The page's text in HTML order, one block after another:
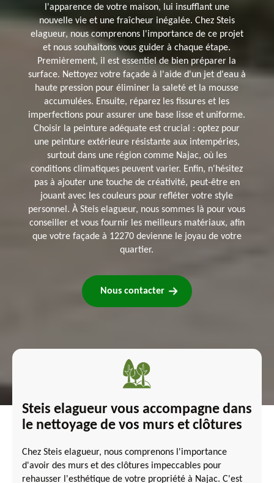
l'apparence de votre maison, lui insufflant une
nouvelle vie et une fraîcheur inégalée. Chez Steis
elagueur, nous comprenons l'importance de ce projet
et nous souhaitons vous guider à chaque étape.
Premièrement, il est essentiel de bien préparer la
surface. Nettoyez votre façade à l'aide d'un jet d'eau à
haute pression pour éliminer la saleté et la mousse
accumulées. Ensuite, réparez les fissures et les
imperfections pour assurer une base lisse et uniforme.
Choisir la peinture adéquate est crucial : optez pour
une peinture extérieure résistante aux intempéries,
surtout dans une région comme Najac, où les
conditions climatiques peuvent varier. Enfin, n'hésitez
pas à ajouter une touche de créativité, peut-être en
jouant avec les couleurs pour refléter votre style
personnel. À Steis elagueur, nous sommes là pour vous
conseiller et vous fournir les meilleurs matériaux, afin
que votre façade à 12270 devienne le joyau de votre
quartier.
Nous contacter
Steis elagueur vous accompagne dans
le nettoyage de vos murs et clôtures
Chez Steis elagueur, nous comprenons l'importance
d'avoir des murs et des clôtures impeccables pour
rehausser l'esthétique de votre propriété à Najac. C'est